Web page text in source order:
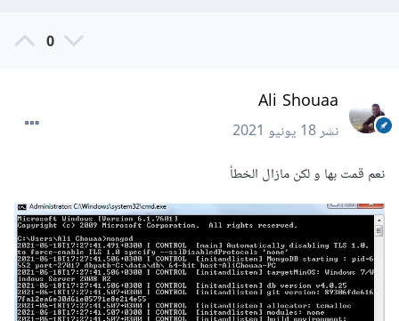
0
Ali Shouaa
نشر18 يونيو 2021
نعم قمت بها و لكن مازال الخطأ